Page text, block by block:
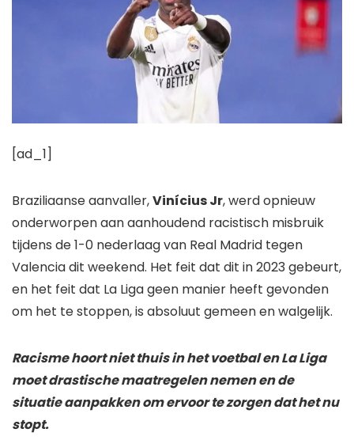
[ad_1]
Braziliaanse aanvaller,Vinícius Jr, werd opnieuw
onderworpen aan aanhoudend racistisch misbruik
tijdens de 1-0 nederlaag van Real Madrid tegen
Valencia dit weekend. Het feit dat dit in 2023 gebeurt,
en het feit dat La Liga geen manier heeft gevonden
om het te stoppen, is absoluut gemeen en walgelijk.
Racisme hoort niet thuis in het voetbal en La Liga
moet drastische maatregelen nemen en de
situatie aanpakken om ervoor te zorgen dat het nu
stopt.